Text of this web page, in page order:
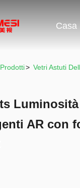
Casa
Prodotti> Vetri Astuti
AR con